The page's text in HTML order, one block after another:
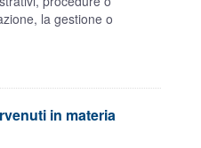
la gestione o
in materia